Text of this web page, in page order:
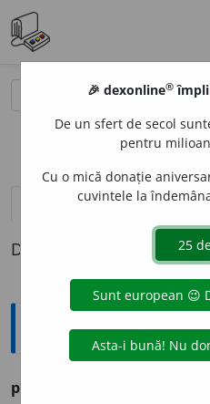
definiții (1) pronunțievolume_up
Definiția cu ID-ul 809835:
Explicative DEX
posac a. și m. supărăcios,
🎉 dexonline®
De un sfert de secol
pentru
Cu o mică donație
cuvintele la